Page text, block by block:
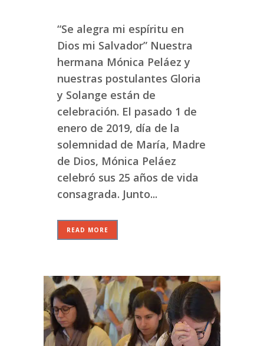
“Se alegra mi espíritu en
Dios mi Salvador” Nuestra
hermana Mónica Peláez y
nuestras postulantes Gloria
y Solange están de
celebración. El pasado 1 de
enero de 2019, día de la
solemnidad de María, Madre
de Dios, Mónica Peláez
celebró sus 25 años de vida
consagrada. Junto...
READ MORE